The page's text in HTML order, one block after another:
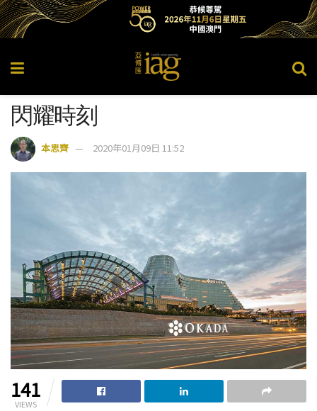
閃耀時刻
本思齊 2020年01月09日 11:52
141
VIEWS